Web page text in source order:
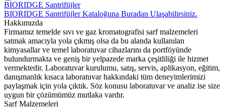
BIORIDGE Santrifüjler
BIORIDGE Santrifüjler Kataloğuna Buradan Ulaşabilirsiniz.
Hakkımızda
Firmamız temelde sıvı ve gaz kromatografisi sarf malzemeleri
satmak amacıyla yola çıkmış olsa da bu alanda kullanılan
kimyasallar ve temel laboratuvar cihazlarını da portföyünde
bulundurmakta ve geniş bir yelpazede marka çeşitliliği ile hizmet
vermektedir. Laboratuvar kurulumu, satış, servis, aplikasyon, eğitim,
danışmanlık kısaca laboratuvar hakkındaki tüm deneyimlerimizi
paylaşmak için yola çıktık. Söz konusu laboratuvar ve analiz ise size
uygun bir çözümümüz mutlaka vardır.
Sarf Malzemeleri